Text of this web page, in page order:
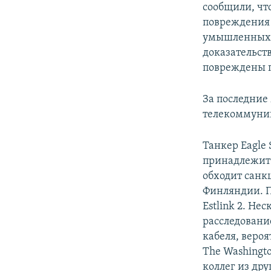
сообщили,
повреждения
умышленных
повреждены
За
Танкер Eagle
принадлежит
обходит
Финляндии.
Estlink 2.
кабеля,
The
коллег из